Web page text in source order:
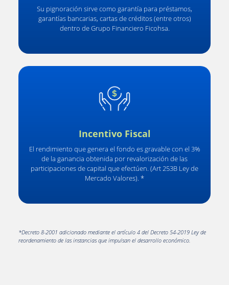
Su pignoración sirve como garantía para préstamos,
garantías bancarias, cartas de créditos (entre otros)
dentro de Grupo Financiero Ficohsa.
Incentivo Fiscal
El rendimiento que genera el fondo es gravable con el 3%
de la ganancia obtenida por revalorización de las
participaciones de capital que efectúen. (Art 253B Ley de
Mercado Valores). *
*Decreto 8-2001 adicionado mediante el artículo 4 del Decreto 54-2019 Ley de
reordenamiento de las instancias que impulsan el desarrollo económico.